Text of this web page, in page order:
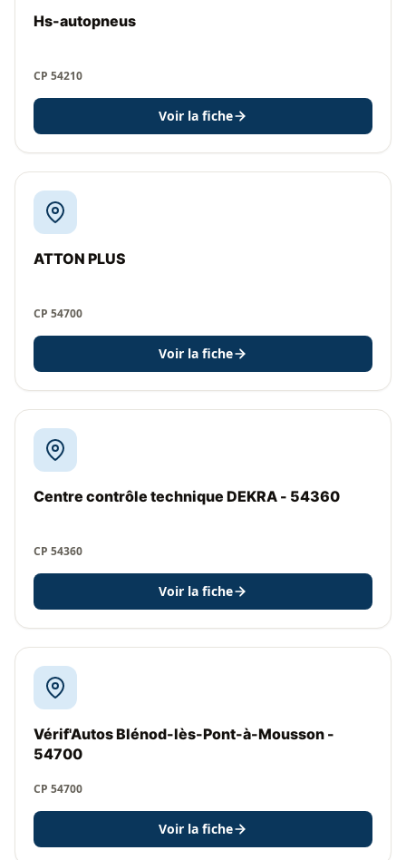
Hs-autopneus
CP 54210
Voir la fiche
ATTON PLUS
CP 54700
Voir la fiche
Centre contrôle technique DEKRA - 54360
CP 54360
Voir la fiche
Vérif'Autos Blénod-lès-Pont-à-Mousson -
54700
CP 54700
Voir la fiche